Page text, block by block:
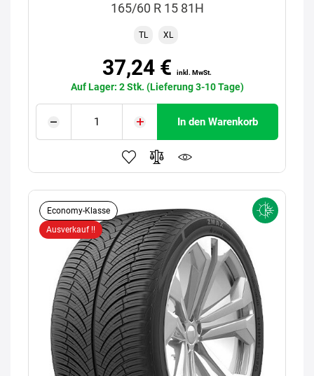
165/60 R 15 81H
TL XL
37,24 € inkl. MwSt.
Auf Lager: 2 Stk. (Lieferung 3-10 Tage)
In den Warenkorb
Economy-Klasse
Ausverkauf !!